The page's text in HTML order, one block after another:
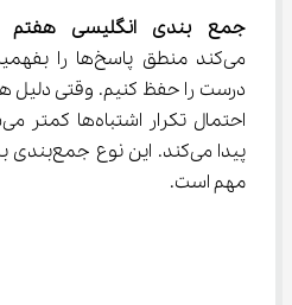
جمع بندی انگلیسی هفتم
پیدا
مهم است.